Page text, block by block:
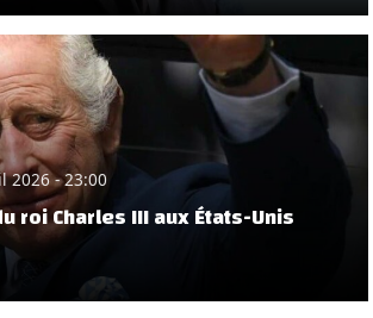
2026 - 23:00
roi Charles III aux États-Unis